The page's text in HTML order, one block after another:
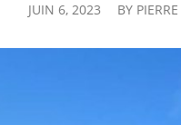
JUIN 6, 2023 BY